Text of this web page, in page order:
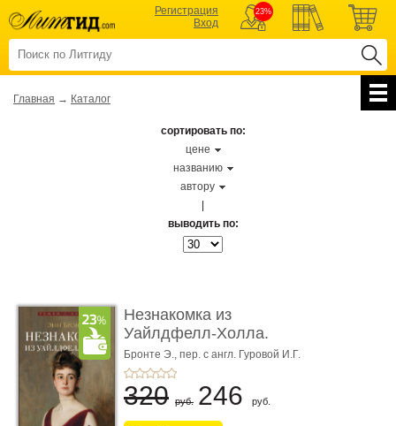
Регистрация
Вход
23%
Главная → Каталог
сортировать по:
цене
названию
автору
выводить по:
Незнакомка из
Уайлдфелл-Холла.
Роман (Серия «Р� ...
Бронте Э., пер. с англ. Гуровой И.Г.
320 руб. 246 руб.